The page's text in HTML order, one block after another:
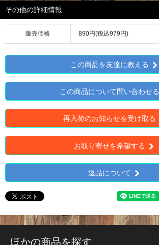
その他の詳細情報
販売価格 890円(税込979円)
この商品を友達に教える
この商品について問い合わせる
再入荷のお知らせを受け取る
お取り寄せを希望する
返品について
ほかの商品を探す